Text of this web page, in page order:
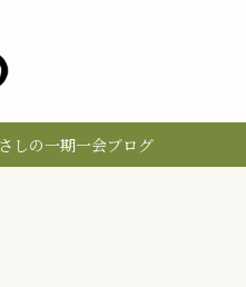
しの一期一会ブログ